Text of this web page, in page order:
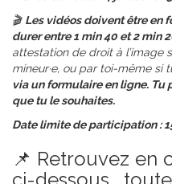
🎬 Les vidéos doivent être en
durer entre 1 min 40 et 2 min
attestation de droit à l’image
mineur·e, ou par toi-même si
via un formulaire en ligne.
que tu le souhaites.
Date limite de participation :
📌 Retrouvez en